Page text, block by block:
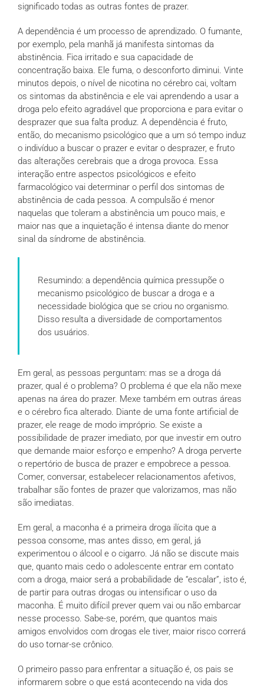
significado todas as outras fontes de prazer.
A dependência é um processo de aprendizado. O fumante,
por exemplo, pela manhã já manifesta sintomas da
abstinência. Fica irritado e sua capacidade de
concentração baixa. Ele fuma, o desconforto diminui. Vinte
minutos depois, o nível de nicotina no cérebro cai, voltam
os sintomas da abstinência e ele vai aprendendo a usar a
droga pelo efeito agradável que proporciona e para evitar o
desprazer que sua falta produz. A dependência é fruto,
então, do mecanismo psicológico que a um só tempo induz
o indivíduo a buscar o prazer e evitar o desprazer, e fruto
das alterações cerebrais que a droga provoca. Essa
interação entre aspectos psicológicos e efeito
farmacológico vai determinar o perfil dos sintomas de
abstinência de cada pessoa. A compulsão é menor
naquelas que toleram a abstinência um pouco mais, e
maior nas que a inquietação é intensa diante do menor
sinal da síndrome de abstinência.
Resumindo: a dependência química pressupõe o
mecanismo psicológico de buscar a droga e a
necessidade biológica que se criou no organismo.
Disso resulta a diversidade de comportamentos
dos usuários.
Em geral, as pessoas perguntam: mas se a droga dá
prazer, qual é o problema? O problema é que ela não mexe
apenas na área do prazer. Mexe também em outras áreas
e o cérebro fica alterado. Diante de uma fonte artificial de
prazer, ele reage de modo impróprio. Se existe a
possibilidade de prazer imediato, por que investir em outro
que demande maior esforço e empenho? A droga perverte
o repertório de busca de prazer e empobrece a pessoa.
Comer, conversar, estabelecer relacionamentos afetivos,
trabalhar são fontes de prazer que valorizamos, mas não
são imediatas.
Em geral, a maconha é a primeira droga ilícita que a
pessoa consome, mas antes disso, em geral, já
experimentou o álcool e o cigarro. Já não se discute mais
que, quanto mais cedo o adolescente entrar em contato
com a droga, maior será a probabilidade de “escalar”, isto é,
de partir para outras drogas ou intensificar o uso da
maconha. É muito difícil prever quem vai ou não embarcar
nesse processo. Sabe-se, porém, que quantos mais
amigos envolvidos com drogas ele tiver, maior risco correrá
do uso tornar-se crônico.
O primeiro passo para enfrentar a situação é, os pais se
informarem sobre o que está acontecendo na vida dos